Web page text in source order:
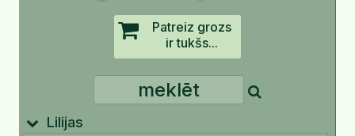
Patreiz grozs
ir tukšs...
Lilijas